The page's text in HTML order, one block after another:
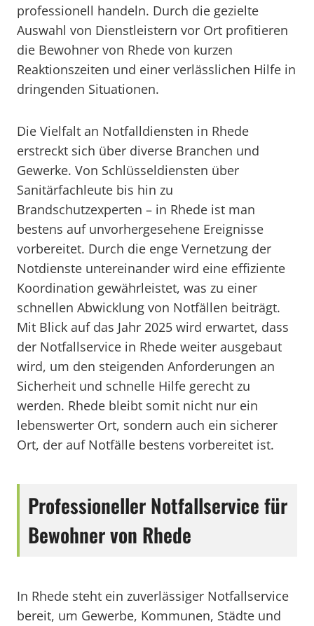
professionell handeln. Durch die gezielte
Auswahl von Dienstleistern vor Ort profitieren
die Bewohner von Rhede von kurzen
Reaktionszeiten und einer verlässlichen Hilfe in
dringenden Situationen.
Die Vielfalt an Notfalldiensten in Rhede
erstreckt sich über diverse Branchen und
Gewerke. Von Schlüsseldiensten über
Sanitärfachleute bis hin zu
Brandschutzexperten – in Rhede ist man
bestens auf unvorhergesehene Ereignisse
vorbereitet. Durch die enge Vernetzung der
Notdienste untereinander wird eine effiziente
Koordination gewährleistet, was zu einer
schnellen Abwicklung von Notfällen beiträgt.
Mit Blick auf das Jahr 2025 wird erwartet, dass
der Notfallservice in Rhede weiter ausgebaut
wird, um den steigenden Anforderungen an
Sicherheit und schnelle Hilfe gerecht zu
werden. Rhede bleibt somit nicht nur ein
lebenswerter Ort, sondern auch ein sicherer
Ort, der auf Notfälle bestens vorbereitet ist.
Professioneller Notfallservice für
Bewohner von Rhede
In Rhede steht ein zuverlässiger Notfallservice
bereit, um Gewerbe, Kommunen, Städte und